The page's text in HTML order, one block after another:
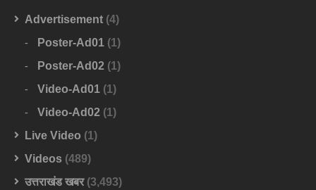
Advertisement (4)
Poster-Ad01 (1)
Poster-Ad02 (1)
Video-Ad01 (1)
Video-Ad02 (1)
Live Video (1)
Videos (489)
उत्तराखंड खबर(3,493)